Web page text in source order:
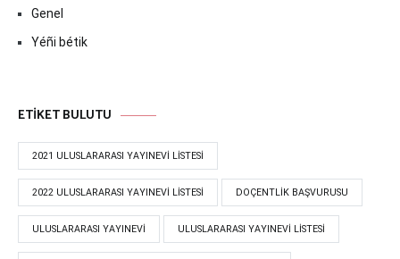
Genel
Yéñi bétik
ETIKET BULUTU
2021 ULUSLARARASI YAYINEVI LISTESI
2022 ULUSLARARASI YAYINEVI LISTESI DOÇENTLIK BAŞVURUSU
ULUSLARARASI YAYINEVI ULUSLARARASI YAYINEVI LISTESI